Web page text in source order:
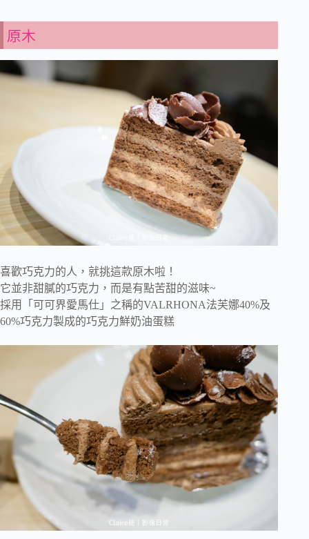
原木
喜歡巧克力的人，就挑這款原木啦！
它並非甜膩的巧克力，而是有點苦甜的滋味~
採用「可可界愛馬仕」之稱的VALRHONA法芙娜40%及
60%巧克力製成的巧克力鮮奶油蛋糕